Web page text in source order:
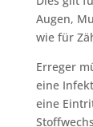
Augen,
wie für
Erreger
eine
eine